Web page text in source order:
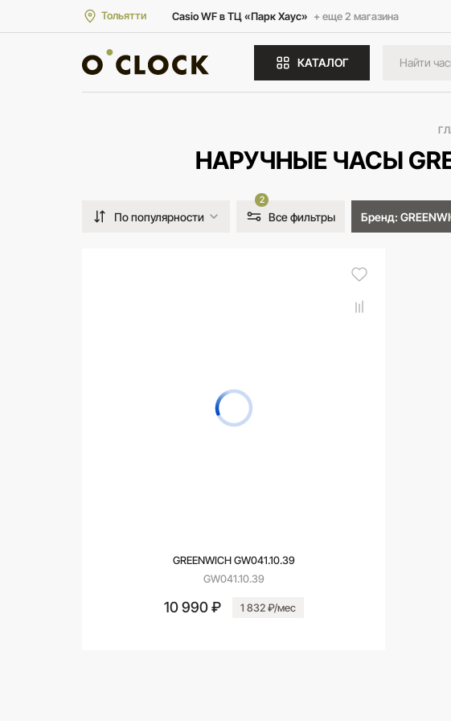
Тольятти Casio WF в ТЦ «Парк Хаус» + еще 2 магазина
КАТАЛОГ
НАРУЧНЫЕ ЧАСЫ
По популярности
2
Все фильтры Бренд:
GREENWICH GW041.10.39
GW041.10.39
10 990 ₽ 1 832 ₽/мес